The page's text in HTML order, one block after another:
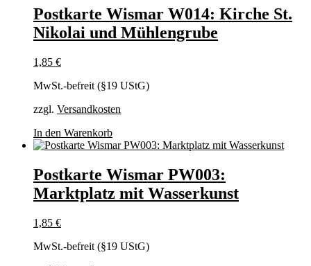
Postkarte Wismar W014: Kirche St.
Nikolai und Mühlengrube
1,85 €
MwSt.-befreit (§19 UStG)
zzgl. Versandkosten
In den Warenkorb
Postkarte Wismar PW003:
Marktplatz mit Wasserkunst
1,85 €
MwSt.-befreit (§19 UStG)